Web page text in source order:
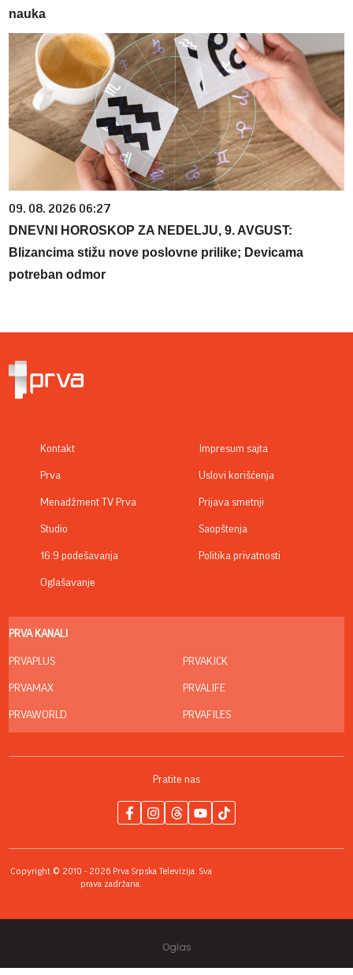
nauka
09. 08. 2026 06:27
DNEVNI HOROSKOP ZA NEDELJU, 9. AVGUST:
Blizancima stižu nove poslovne prilike; Devicama
potreban odmor
Kontakt
Prva
Menadžment TV Prva
Studio
16:9 podešavanja
Oglašavanje
Impresum sajta
Uslovi korišćenja
Prijava smetnji
Saopštenja
Politika privatnosti
PRVA KANALI
PRVAPLUS
PRVAMAX
PRVAWORLD
PRVAKICK
PRVALIFE
PRVAFILES
Pratite nas
Copyright © 2010 - 2026 Prva Srpska Televizija. Sva
prava zadržana.